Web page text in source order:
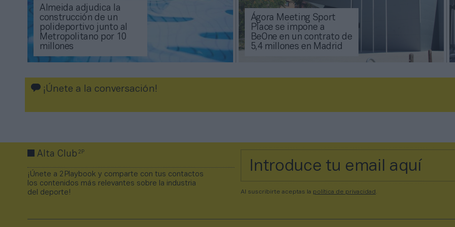
Almeida adjudica la
construcción de un
polideportivo junto al
Metropolitano por 10
millones
Ágora Meeting Sport
Place se impone a
BeOne en un contrato de
5,4 millones en Madrid
¡Únete a la conversación!
Alta Club2P
¡Únete a 2Playbook y comparte con tus contactos
los contenidos más relevantes sobre la industria
del deporte!
Al suscribirte aceptas la política de privacidad